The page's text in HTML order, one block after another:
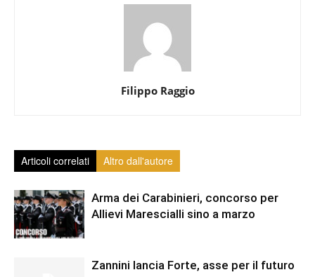
Filippo Raggio
Articoli correlati Altro dall'autore
Arma dei Carabinieri, concorso per
Allievi Marescialli sino a marzo
Zannini lancia Forte, asse per il futuro